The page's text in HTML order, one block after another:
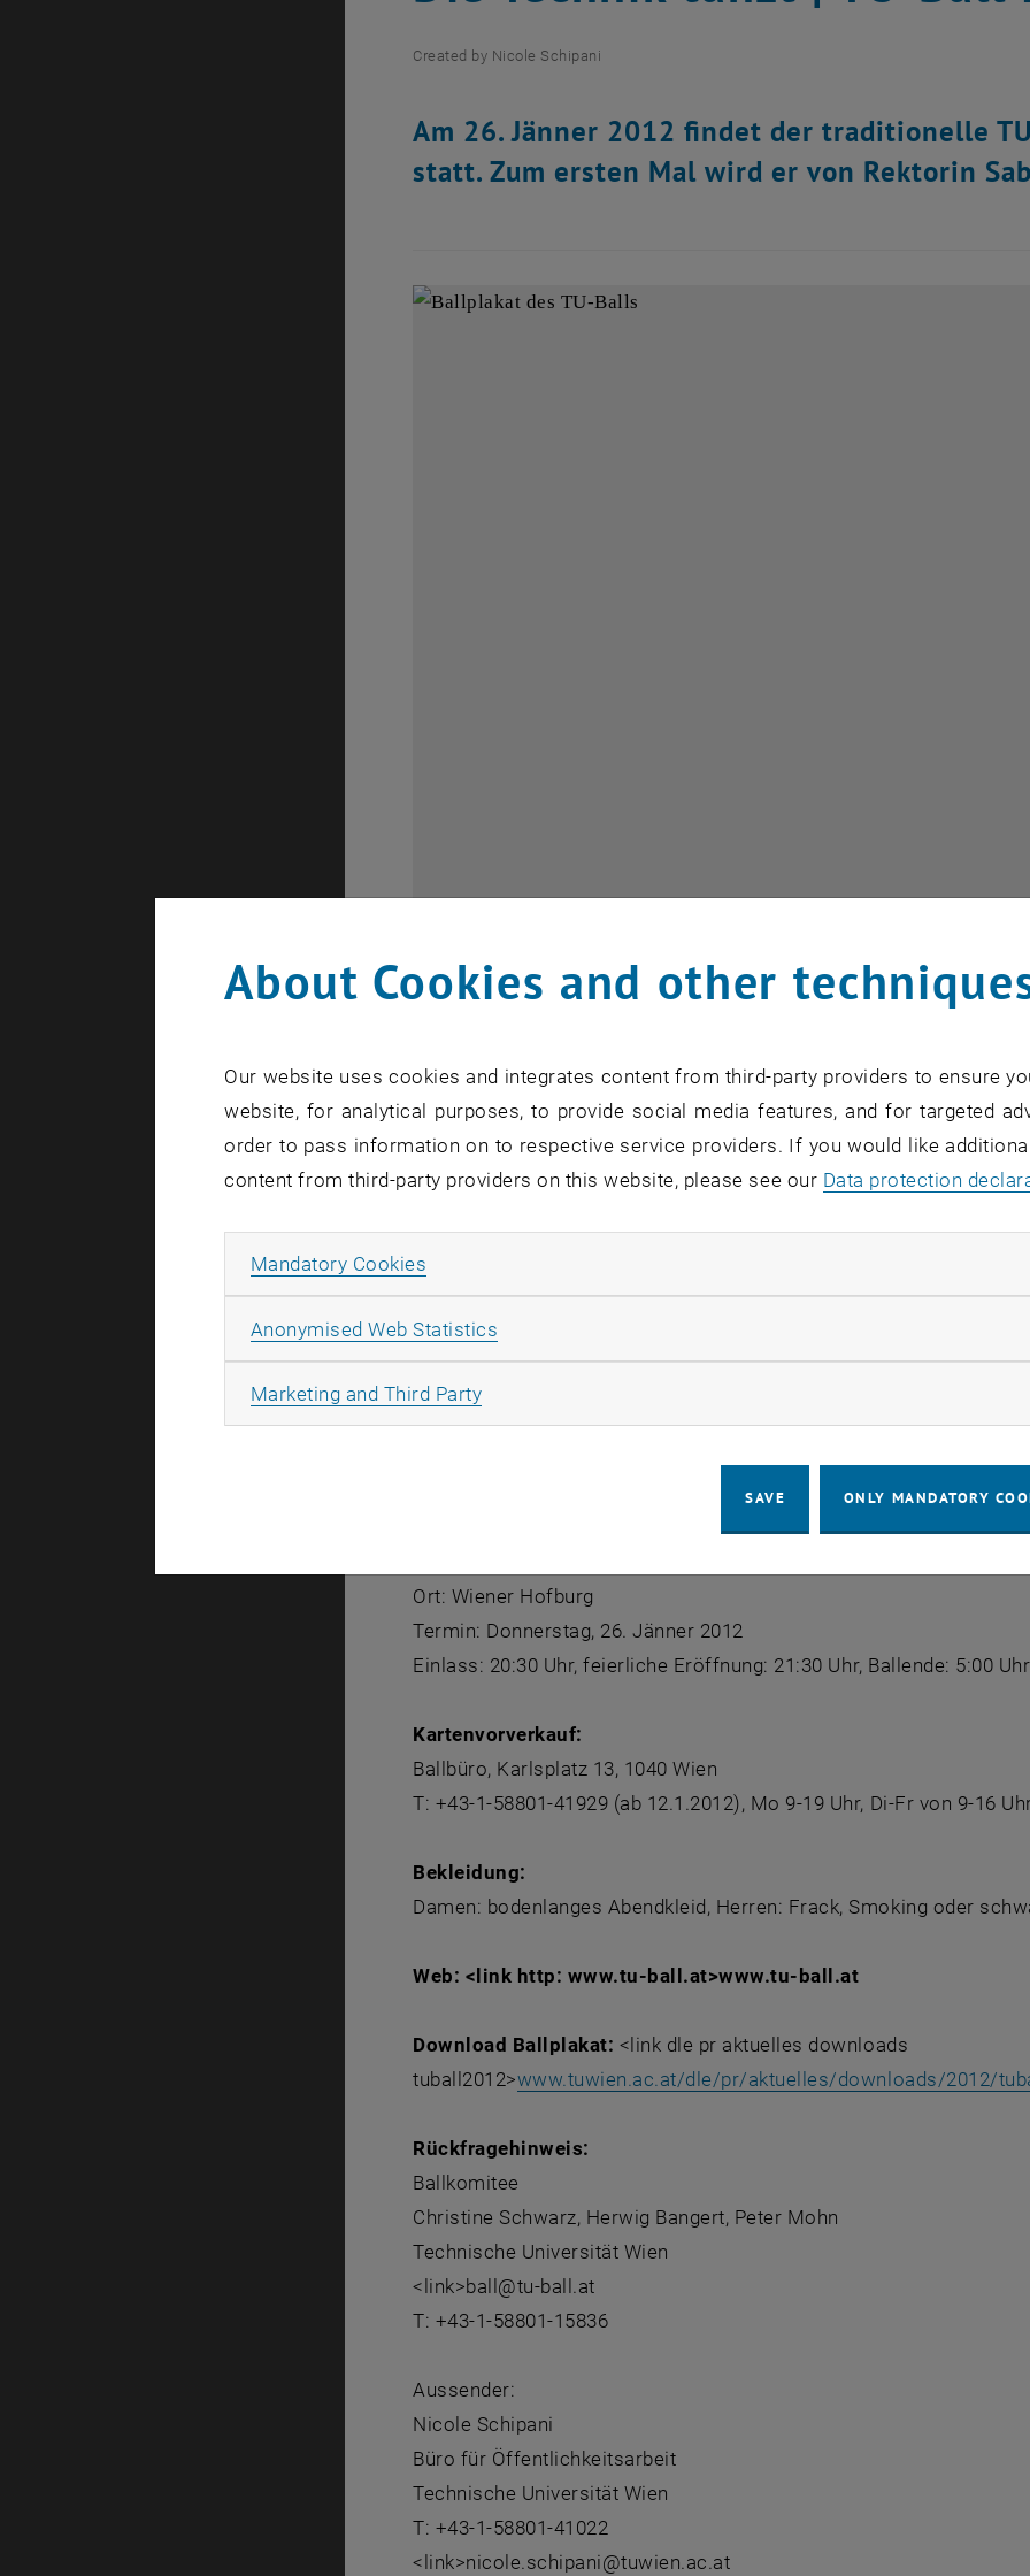
Created by Nicole Schipani
Am 26. Jänner 2012 findet der traditionelle
statt. Zum ersten Mal wird er von Rektorin
TU-Ball 2012: 26. Jänner 2012
Traditionsgemäß ist auch heuer die Wiener Hofburg Schauplatz
Location, so bunt gemischt ist auch das Ballpublikum. Nationale
Zum ersten Mal wird der Ball von TU-Rektorin Sabine Seidler
Dass Technik und Vergnügen kein Widerspruch sind, beweist die
den "Technikerkränzchen", die ab der Gründung des
veranstaltet wurden. Damals wie heute dient das Ballvergnügen
Härtefonds der HochschülerInnenschaft (HTU). Aus dem
Ort: Wiener Hofburg
Termin: Donnerstag, 26. Jänner 2012
Einlass: 20:30 Uhr, feierliche Eröffnung: 21:30 Uhr, Ballende: 5:00 Uhr
Kartenvorverkauf:
Ballbüro, Karlsplatz 13, 1040 Wien
T: +43-1-58801-41929 (ab 12.1.2012), Mo 9-19 Uhr, Di-Fr von 9-16
Bekleidung:
Damen: bodenlanges Abendkleid, Herren: Frack, Smoking oder
Web: <link http: www.tu-ball.at>www.tu-ball.at
Download Ballplakat: <link dle pr aktuelles downloads
tuball2012>www.tuwien.ac.at/dle/pr/aktuelles/downloads/2012/
Rückfragehinweis:
Ballkomitee
Christine Schwarz, Herwig Bangert, Peter Mohn
Technische Universität Wien
<link>ball@tu-ball.at
T: +43-1-58801-15836
Aussender:
Nicole Schipani
Büro für Öffentlichkeitsarbeit
Technische Universität Wien
T: +43-1-58801-41022
<link>nicole.schipani@tuwien.ac.at
About Cookies and other
Our website uses cookies and integrates content from third-party providers to ensure
website, for analytical purposes, to provide social media features, and for targeted
order to pass information on to respective service providers. If you would like
content from third-party providers on this website, please see our Data protection
Mandatory Cookies
Anonymised Web Statistics
Marketing and Third PartyAllow marketing cookies
SAVE ONLY MANDATORY